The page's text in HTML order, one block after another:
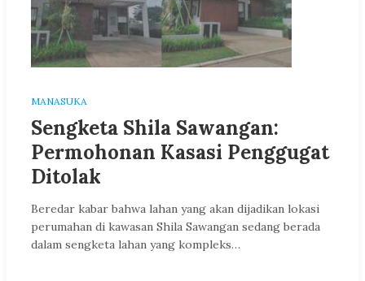
MANASUKA
Sengketa Shila Sawangan:
Permohonan Kasasi Penggugat
Ditolak
Beredar kabar bahwa lahan yang akan dijadikan lokasi
perumahan di kawasan Shila Sawangan sedang berada
dalam sengketa lahan yang kompleks…